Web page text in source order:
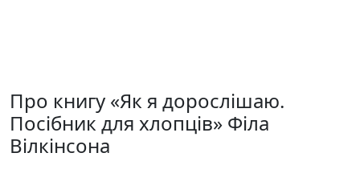
Про книгу «Як я дорослішаю.
Посібник для хлопців» Філа
Вілкінсона